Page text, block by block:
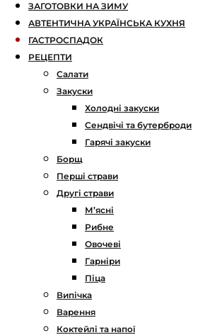
ЗАГОТОВКИ НА ЗИМУ
АВТЕНТИЧНА УКРАЇНСЬКА КУХНЯ
ГАСТРОСПАДОК
РЕЦЕПТИ
Салати
Закуски
Холодні закуски
Сендвічі та бутерброди
Гарячі закуски
Борщ
Перші страви
Другі страви
М’ясні
Рибне
Овочеві
Гарніри
Піца
Випічка
Варення
Коктейлі та напої